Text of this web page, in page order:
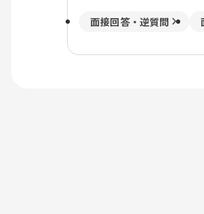
面接回答・逆質問